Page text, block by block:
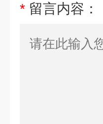
* 留言内容：